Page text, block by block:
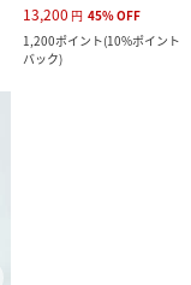
13,200 円 45%OFF
1,200ポイント(10%ポイント
バック)